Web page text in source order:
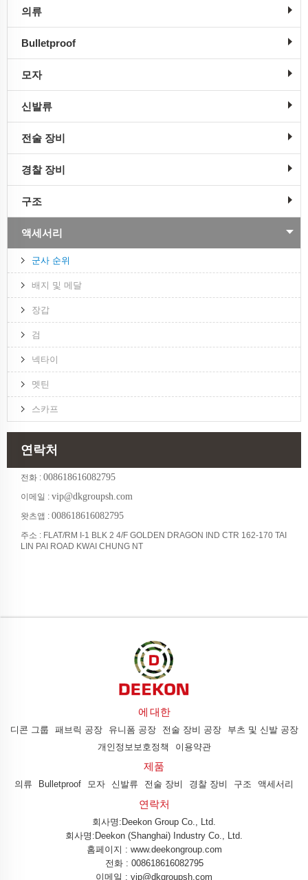
의류
Bulletproof
모자
신발류
전술 장비
경찰 장비
구조
액세서리
군사 순위
배지 및 메달
장갑
검
넥타이
멧틴
스카프
연락처
전화 : 008618616082795
이메일 : vip@dkgroupsh.com
왓츠앱 : 008618616082795
주소 : FLAT/RM I-1 BLK 2 4/F GOLDEN DRAGON IND CTR 162-170 TAI
LIN PAI ROAD KWAI CHUNG NT
에 대한
디콘 그룹 패브릭 공장 유니폼 공장 전술 장비 공장
부츠 및 신발 공장
개인정보보호정책
이용약관
제품
의류 Bulletproof 모자 신발류 전술 장비 경찰 장비 구조 액세서리
연락처
회사명:Deekon Group Co., Ltd.
회사명:Deekon (Shanghai) Industry Co., Ltd.
홈페이지 : www.deekongroup.com
전화 : 008618616082795
이메일 : vip@dkgroupsh.com